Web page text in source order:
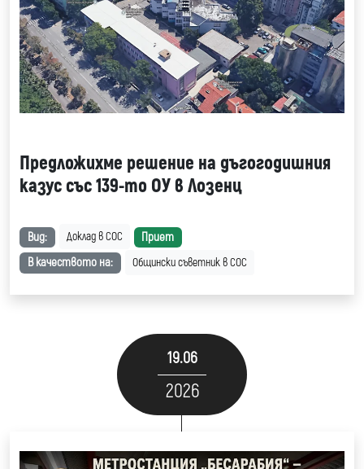
Предложихме решение на дъгогодишния
казус със 139-то ОУ в Лозенц
Вид: Доклад в СОС
Приет
В качеството на:
Общински съветник в СОС
19.06
2026